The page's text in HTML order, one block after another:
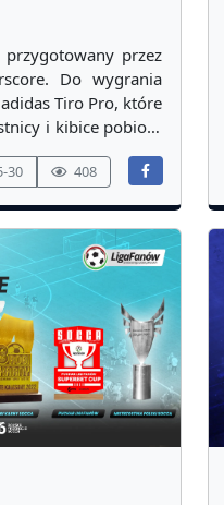
przez
Do wygrania
Tiro Pro, które
i kibice pobiorą
30 408